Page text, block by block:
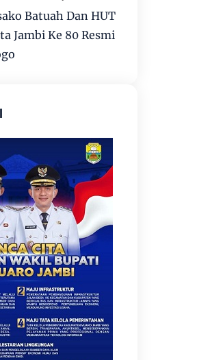
Batuah Dan HUT
Jambi Ke 80 Resmi